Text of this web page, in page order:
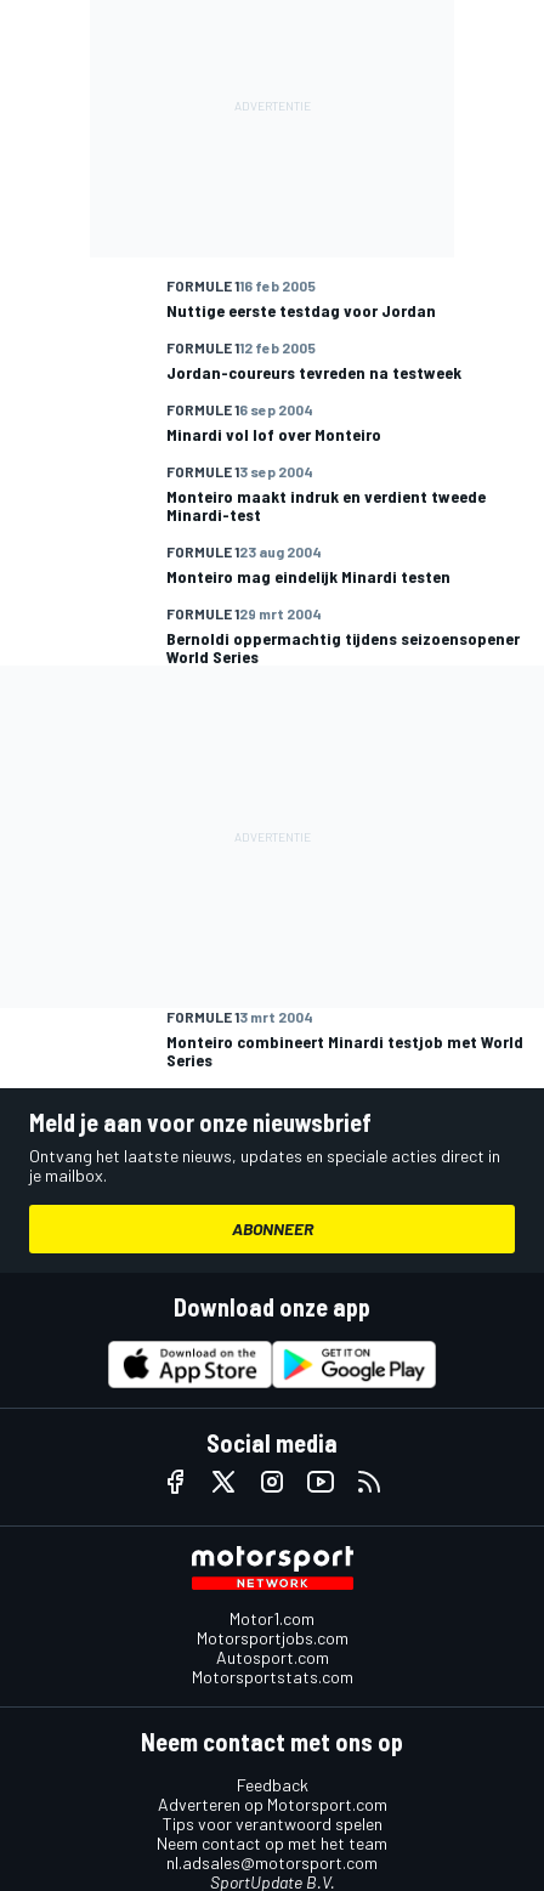
FORMULE 116 feb 2005
Nuttige eerste testdag voor Jordan
FORMULE 112 feb 2005
Jordan-coureurs tevreden na testweek
FORMULE 16 sep 2004
Minardi vol lof over Monteiro
FORMULE 13 sep 2004
Monteiro maakt indruk en verdient tweede
Minardi-test
FORMULE 123 aug 2004
Monteiro mag eindelijk Minardi testen
FORMULE 129 mrt 2004
Bernoldi oppermachtig tijdens seizoensopener
World Series
FORMULE 13 mrt 2004
Monteiro combineert Minardi testjob met World
Series
Meld je aan voor onze nieuwsbrief
Ontvang het laatste nieuws, updates en speciale acties direct in
je mailbox.
ABONNEER
Download onze app
Social media
Motor1.com
Motorsportjobs.com
Autosport.com
Motorsportstats.com
Neem contact met ons op
Feedback
Adverteren op Motorsport.com
Tips voor verantwoord spelen
Neem contact op met het team
nl.adsales@motorsport.com
SportUpdate B.V.